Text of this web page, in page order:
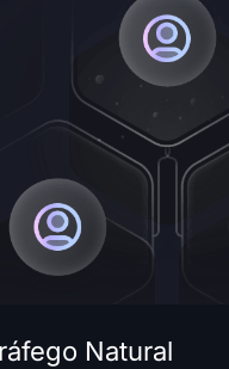
Natural